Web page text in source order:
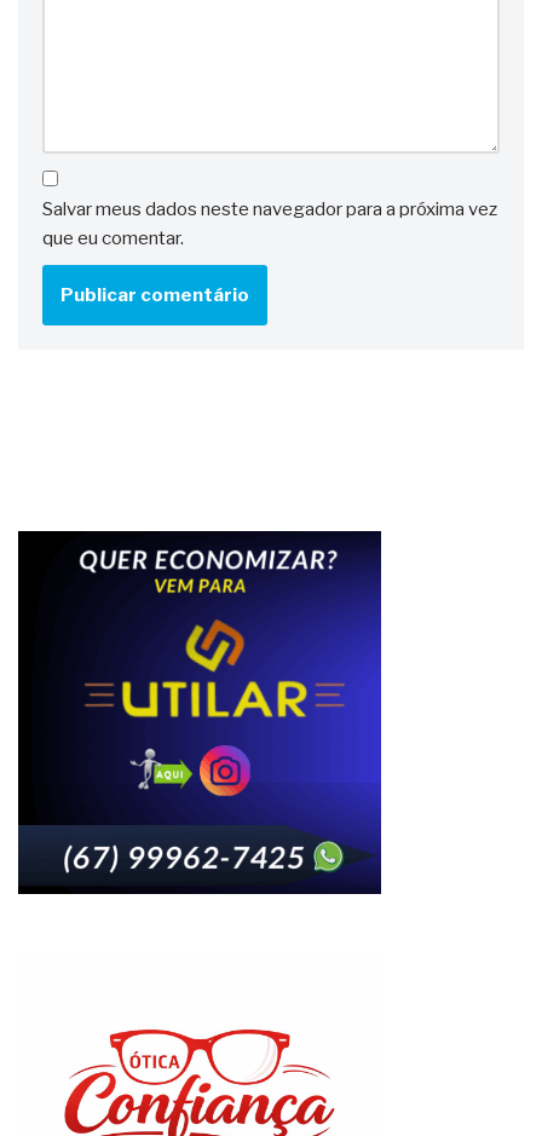
Salvar meus dados neste navegador para a próxima vez
que eu comentar.